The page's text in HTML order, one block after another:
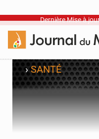
Dernière Mise à
›SANTÉ